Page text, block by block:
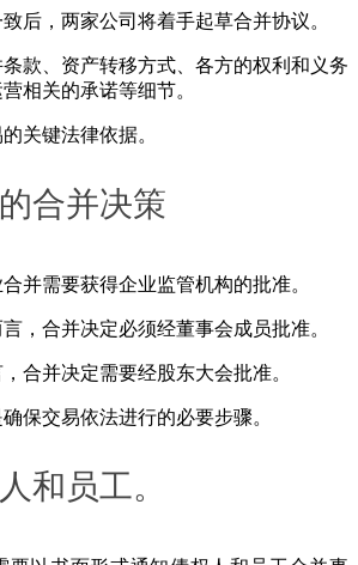
后，两家公司将着手起草合并协议。
款、资产转移方式、各方的权利和义务
相关的承诺等细节。
关键法律依据。
合并决策
并需要获得企业监管机构的批准。
，合并决定必须经董事会成员批准。
合并决定需要经股东大会批准。
保交易依法进行的必要步骤。
和员工。